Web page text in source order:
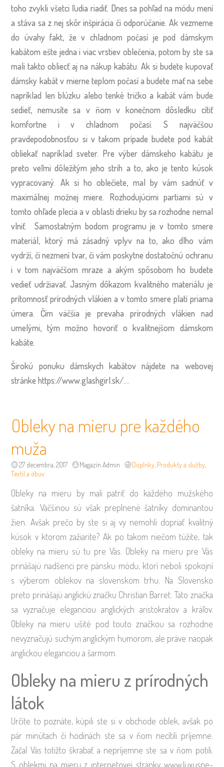
toho zvykli všetci ľudia riadiť. Dnes sa pohľad na módu mení
a stáva sa z nej skôr inšpirácia či odporúčanie. Ak vezmeme
do úvahy fakt, že v chladnom počasí je pod dámskym
kabátom ešte jedna i viac vrstiev oblečenia, potom by ste sa
mali takto obliecť aj na nákup kabátu. Ak si budete kupovať
dámsky kabát v mierne teplom počasí a budete mať na sebe
napríklad len blúzku alebo tenké tričko a kabát vám bude
sedieť, nemusíte sa v ňom v konečnom dôsledku cítiť
komfortne i v chladnom počasí. S najväčšou
pravdepodobnosťou si v takom prípade budete pod kabát
obliekať napríklad sveter. Pre výber dámskeho kabátu je
preto veľmi dôležitým jeho strih a to, ako je tento kúsok
vypracovaný. Ak si ho oblečiete, mal by vám sadnúť v
maximálnej možnej miere. Rozhodujúcimi partiami sú v
tomto ohľade plecia a v oblasti drieku by sa rozhodne nemal
vlniť. Samostatným bodom programu je v tomto smere
materiál, ktorý má zásadný vplyv na to, ako dlho vám
vydrží, či nezmení tvar, či vám poskytne dostatočnú ochranu
i v tom najväčšom mraze a akým spôsobom ho budete
vedieť udržiavať. Jasným dôkazom kvalitného materiálu je
prítomnosť prírodných vlákien a v tomto smere platí priama
úmera. Čím väčšia je prevaha prírodných vlákien nad
umelými, tým možno hovoriť o kvalitnejšom dámskom
kabáte.
Širokú ponuku dámskych kabátov nájdete na webovej
stránke https://www.glashgirl.sk/.…
Obleky na mieru pre každého
muža
27 decembra, 2017 Magazín Admin Doplnky, Produkty a služby,
Textil a obuv
Obleky na mieru by mali patriť do každého mužského
šatníka. Väčšinou sú však preplnené šatníky dominantou
žien. Avšak prečo by ste si aj vy nemohli dopriať kvalitný
kúsok v ktorom zažiarite? Ak po takom niečom túžite, tak
obleky na mieru sú tu pre Vás. Obleky na mieru pre Vás
prinášajú nadšenci pre pánsku módu, ktorí neboli spokojní
s výberom oblekov na slovenskom trhu. Na Slovensko
preto prinášajú anglickú značku Christian Barret. Táto značka
sa vyznačuje eleganciou anglických aristokratov a kráľov.
Obleky na mieru ušité pod touto značkou sa rozhodne
nevyznačujú suchým anglickým humorom, ale práve naopak
anglickou eleganciou a šarmom.
Obleky na mieru z prírodných
látok
Určite to poznáte, kúpili ste si v obchode oblek, avšak po
pár minútach či hodinách ste sa v ňom necítili príjemne.
Začal Vás totižto škrabať a nepríjemne ste sa v ňom potili.
S oblekmi na mieru z internetovej stránky www.luxusne-